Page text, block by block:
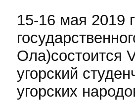
15-16 мая 2019
Ола)состоится
угорский
угорских